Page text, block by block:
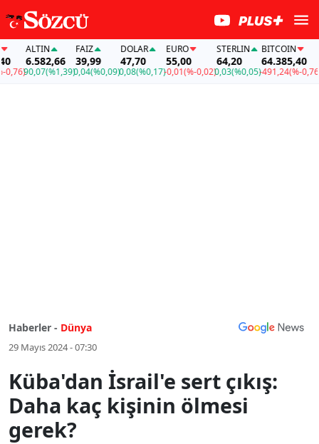
ALTIN
6.582,66
90,07(%1,39)
FAİZ
39,99
0,04(%0,09)
DOLAR
47,70
0,08(%0,17)
EURO
55,00
-0,01(%-0,02)
STERLIN
64,20
0,03(%0,05)
BITCOIN
64.385,40
-491,24(%-0,76)
Haberler - Dünya
29 Mayıs 2024 - 07:30
Küba'dan İsrail'e sert çıkış:
Daha kaç kişinin ölmesi
gerek?